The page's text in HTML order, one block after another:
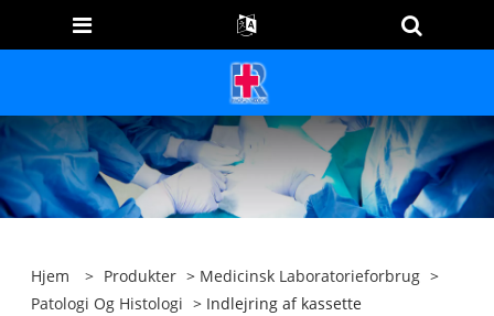
Hjem > Produkter > Medicinsk Laboratorieforbrug >
Patologi Og Histologi > Indlejring af kassette